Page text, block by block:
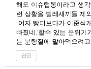
해도 이슈탭똥이라고 생
런 상황을 벌레새끼들 제
여자 빵디보다가 이준석
빠졌네.'할수 있는 분위기
는 분탕질에 말아먹으려
답글